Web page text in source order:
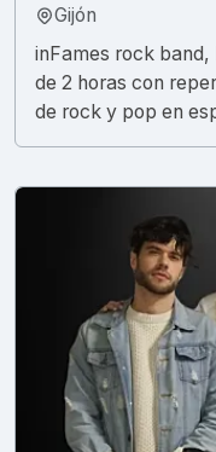
Gijón
inFames rock band,
de 2 horas con
de rock y pop en